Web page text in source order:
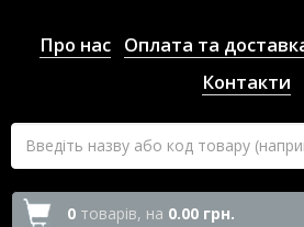
Про нас Оплата та
Контакти
0 товарів, на 0.00 грн.